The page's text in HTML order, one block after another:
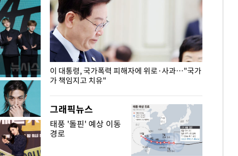
이 대통령, 국가폭력 피해자에 위로·사과…"국가
가 책임지고 치유"
그래픽뉴스
태풍 '돌핀' 예상 이동
경로